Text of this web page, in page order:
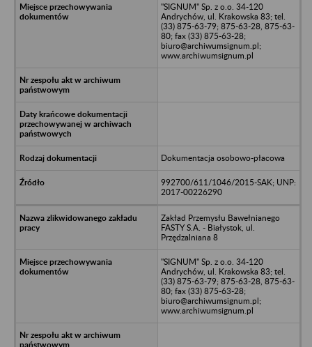
"SIGNUM" Sp. z o.o. 34-120
Andrychów, ul. Krakowska 83; tel.
(33) 875-63-79; 875-63-28, 875-63-
80; fax (33) 875-63-28;
biuro@archiwumsignum.pl;
www.archiwumsignum.pl
Dokumentacja osobowo-płacowa
992700/611/1046/2015-SAK; UNP:
2017-00226290
Zakład Przemysłu Bawełnianego
FASTY S.A. - Białystok, ul.
Przędzalniana 8
"SIGNUM" Sp. z o.o. 34-120
Andrychów, ul. Krakowska 83; tel.
(33) 875-63-79; 875-63-28, 875-63-
80; fax (33) 875-63-28;
biuro@archiwumsignum.pl;
www.archiwumsignum.pl